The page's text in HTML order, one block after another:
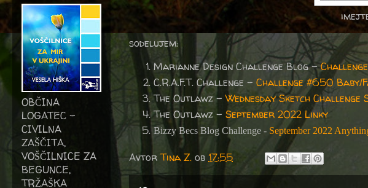
sodelujem:
Marianne Design Challenge Blog -
C.R.A.F.T. Challenge - Challenge #650 Baby/
The Outlawz -Wednesday Sketch Challenge
The Outlawz - September 2022 Linky
Bizzy Becs Blog Challenge - September 2022
AvtorTina Z. ob 17:55
OBČINA
LOGATEC -
CIVILNA
ZAŠČITA,
VOŠČILNICE ZA
BEGUNCE,
TRŽAŠKA